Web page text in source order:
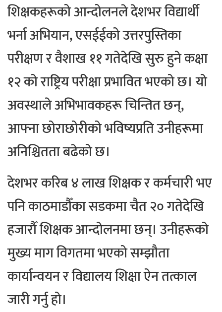
शिक्षकहरूको आन्दोलनले देशभर विद्यार्थी
भर्ना अभियान, एसईईको उत्तरपुस्तिका
परीक्षण र वैशाख ११ गतेदेखि सुरु हुने कक्षा
१२ को राष्ट्रिय परीक्षा प्रभावित भएको छ। यो
अवस्थाले अभिभावकहरू चिन्तित छन्,
आफ्ना छोराछोरीको भविष्यप्रति उनीहरूमा
अनिश्चितता बढेको छ।
देशभर करिब ४ लाख शिक्षक र कर्मचारी भए
पनि काठमाडौँका सडकमा चैत २० गतेदेखि
हजारौँ शिक्षक आन्दोलनमा छन्। उनीहरूको
मुख्य माग विगतमा भएको सम्झौता
कार्यान्वयन र विद्यालय शिक्षा ऐन तत्काल
जारी गर्नु हो।